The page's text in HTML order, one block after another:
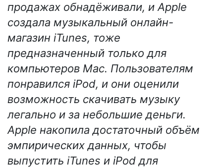
продажах обнадёживали, и Apple
создала музыкальный онлайн-
магазин iTunes, тоже
предназначенный только для
компьютеров Mac. Пользователям
понравился iPod, и они оценили
возможность скачивать музыку
легально и за небольшие деньги.
Apple накопила достаточный объём
эмпирических данных, чтобы
выпустить iTunes и iPod для